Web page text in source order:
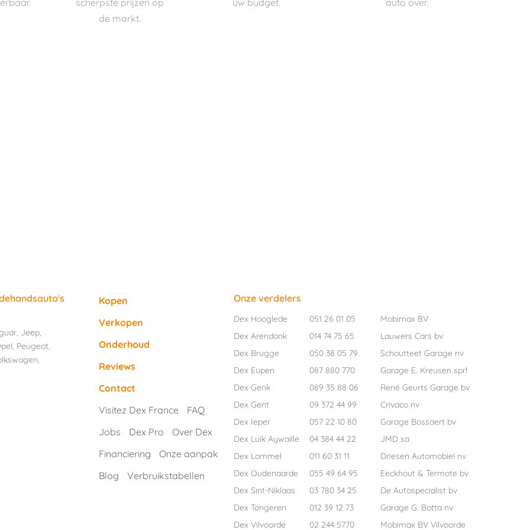
scherpste prijzen op
de markt.
uw budget.
auto over.
, Jeep,
, Peugeot,
,
Kopen
Verkopen
Onderhoud
Reviews
Contact
Visitez Dex France
FAQ
Jobs
Dex Pro
Over Dex
Financiering
Onze aanpak
Blog
Verbruikstabellen
Onze verdelers
Dex Hooglede 051 26 01 05
Mobimax BV
Dex Arendonk
014 74 75 65
Lauwers Cars bv
Dex Brugge
050 38 05 79
Schoutteet Garage nv
Dex Eupen
087 880 770
Garage E. Kreusen sprl
Dex Genk
089 35 88 06
René Geurts Garage bv
Dex Gent
09 372 44 99
Crivaco nv
Dex Ieper
057 22 10 80
Garage Bossaert bv
Dex Luik Aywaille
04 384 44 22
JMD sa
Dex Lommel
011 60 31 11
Driesen Automobiel nv
Dex Oudenaarde
055 49 64 95
Eeckhout & Termote bv
Dex Sint-Niklaas
03 780 34 25
De Autospecialist bv
Dex Tongeren
012 39 12 73
Garage G. Botta nv
Dex Vilvoorde
02 244 5770 Mobimax BV Vilvoorde